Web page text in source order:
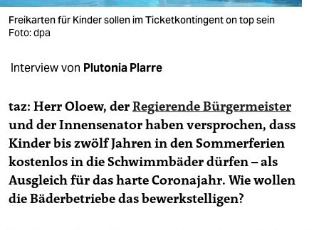
verlag
veranstaltungen
shop
unterstützen
abo
genossenschaft
epaper login
Freikarten für Kinder sollen im Ticketkontingent on top sein
Foto: dpa
Interview von Plutonia Plarre
taz: Herr Oloew, derRegierende Bürgermeister
und der Innensenator haben versprochen, dass
Kinder bis zwölf Jahren in den Sommerferien
kostenlos in die Schwimmbäder dürfen – als
Ausgleich für das harte Coronajahr. Wie wollen
die Bäderbetriebe das bewerkstelligen?